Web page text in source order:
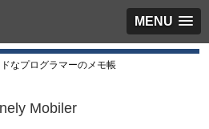
MENU
なプログラマーのメモ帳
Mobiler